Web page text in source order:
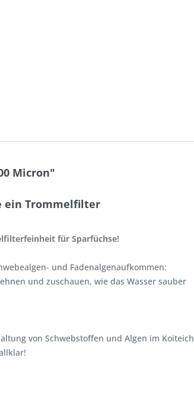
Micron"
ein Trommelfilter
für Sparfüchse!
und Fadenalgenaufkommen:
und zuschauen, wie das Wasser sauber
von Schwebstoffen und Algen im Koiteich